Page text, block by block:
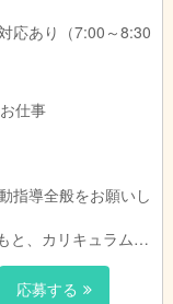
円、[幼稚園教
円
有
規定あり）
当社業務全般
応あり（7:00～8:30
仕事
指導全般をお願いし
と、カリキュラム化
なたの笑顔と優しさ
応募する